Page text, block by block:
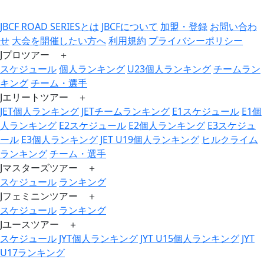
JBCF ROAD SERIESとは JBCFについて 加盟・登録 お問い合わ
せ 大会を開催したい方へ利用規約 プライバシーポリシー
Jプロツアー ＋
スケジュール個人ランキング U23個人ランキングチームラン
キングチーム・選手
Jエリートツアー ＋
JET個人ランキング JETチームランキング E1スケジュール E1個
人ランキング E2スケジュール E2個人ランキング E3スケジュ
ール E3個人ランキング JET U19個人ランキング ヒルクライム
ランキングチーム・選手
Jマスターズツアー ＋
スケジュール ランキング
Jフェミニンツアー ＋
スケジュール ランキング
Jユースツアー ＋
スケジュール JYT個人ランキング JYT U15個人ランキング JYT
U17ランキング